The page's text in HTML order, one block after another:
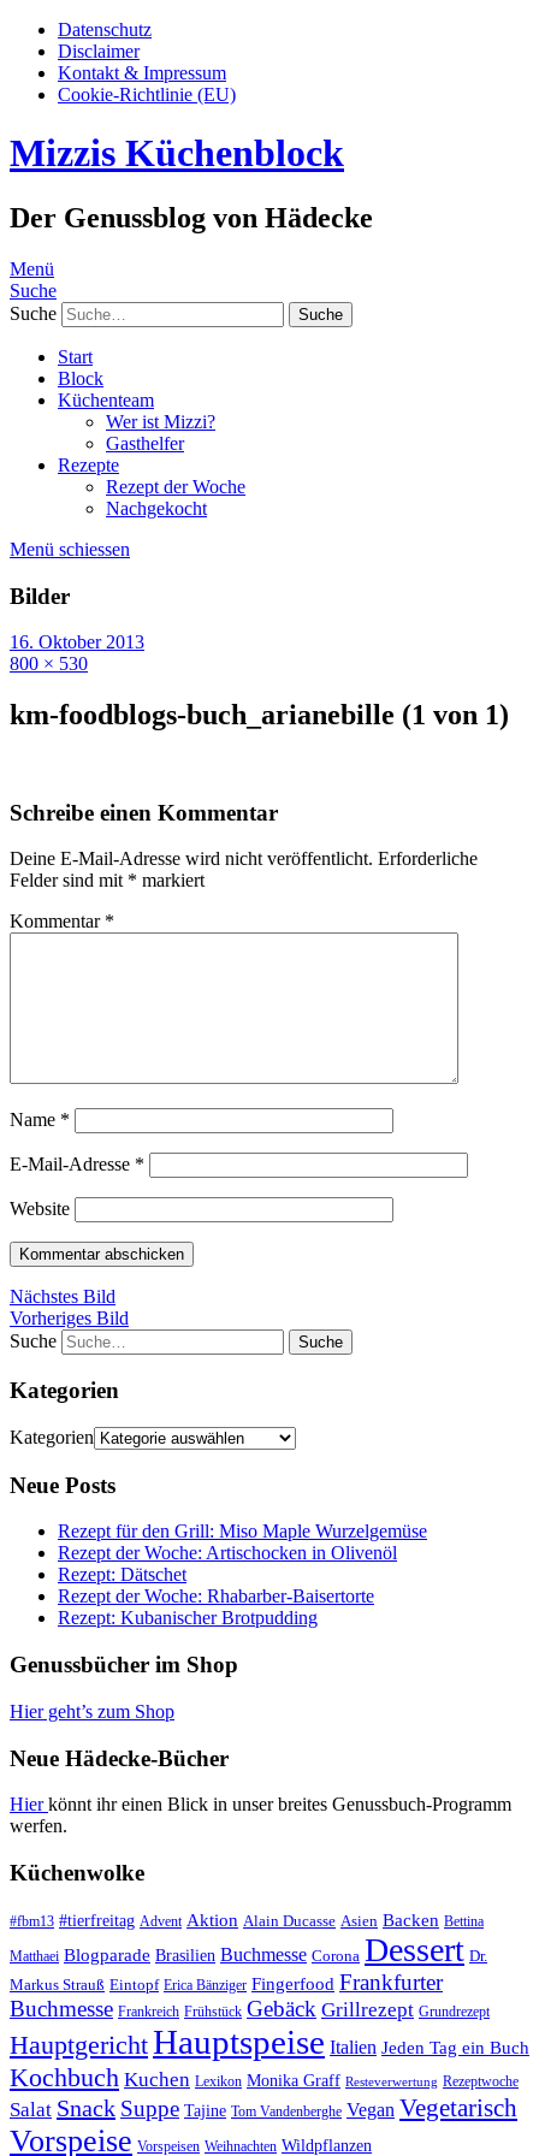
Datenschutz
Disclaimer
Kontakt & Impressum
Cookie-Richtlinie (EU)
Mizzis Küchenblock
Der Genussblog von Hädecke
Menü
Suche
Suche
Start
Block
Küchenteam
Wer ist Mizzi?
Gasthelfer
Rezepte
Rezept der Woche
Nachgekocht
Menü schiessen
Bilder
16. Oktober 2013
800 × 530
km-foodblogs-buch_arianebille (1 von 1)
Schreibe einen Kommentar
Deine E-Mail-Adresse wird nicht veröffentlicht. Erforderliche
Felder sind mit * markiert
Kommentar *
Name *
E-Mail-Adresse *
Website
Nächstes Bild
Vorheriges Bild
Suche
Kategorien
Kategorien
Neue Posts
Rezept für den Grill: Miso Maple Wurzelgemüse
Rezept der Woche: Artischocken in Olivenöl
Rezept: Dätschet
Rezept der Woche: Rhabarber-Baisertorte
Rezept: Kubanischer Brotpudding
Genussbücher im Shop
Hier geht’s zum Shop
Neue Hädecke-Bücher
Hierkönnt ihr einen Blick in unser breites Genussbuch-Programm
werfen.
Küchenwolke
#fbm13 #tierfreitag Advent Aktion Alain Ducasse Asien Backen Bettina
Matthaei Blogparade Brasilien Buchmesse Corona Dessert Dr.
Markus Strauß Eintopf Erica Bänziger Fingerfood Frankfurter
Buchmesse Frankreich Frühstück Gebäck Grillrezept Grundrezept
HauptgerichtHauptspeise Italien Jeden Tag ein Buch
Kochbuch Kuchen Lexikon Monika Graff Resteverwertung Rezeptwoche
Salat Snack Suppe Tajine Tom Vandenberghe Vegan Vegetarisch
Vorspeise Vorspeisen Weihnachten Wildpflanzen